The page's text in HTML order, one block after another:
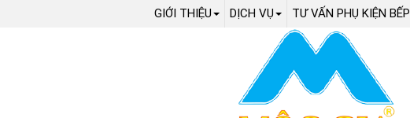
GIỚI THIỆU DỊCH VỤ TƯ VẤN PHỤ KIỆN BẾP